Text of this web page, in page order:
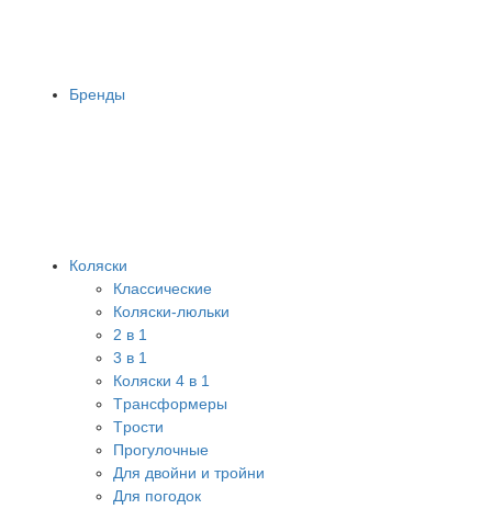
Бренды
Коляски
Классические
Коляски-люльки
2 в 1
3 в 1
Коляски 4 в 1
Tрансформеры
Tрости
Прогулочные
Для двойни и тройни
Для погодок